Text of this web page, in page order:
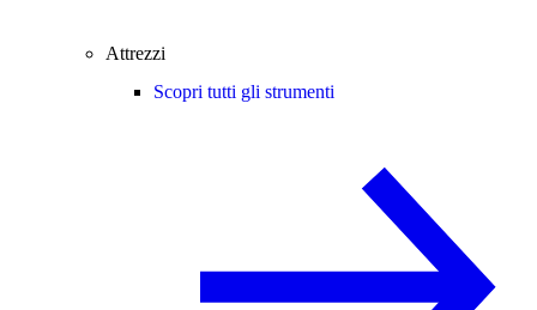
Attrezzi
Scopri tutti gli strumenti